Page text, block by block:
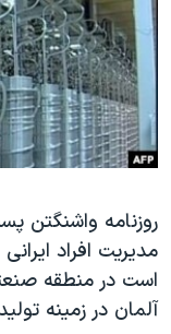
فرهنگ و زندگی
حقوق شهروندی
اقتصادی
علم و فناوری
گالری عکس
آرشیو پخش زنده
مستندها
انتخابات ریاست
حمله جمهوری
رمز مهسا
اعتراضات زن،
مجموعه مستندهای
تریبونال مردمی آبان ۹۸
دنبال کنید
زبانهای مختلف
روزنامه واشنگتن
مدیریت افراد
است در منطقه
آلمان در زمینه